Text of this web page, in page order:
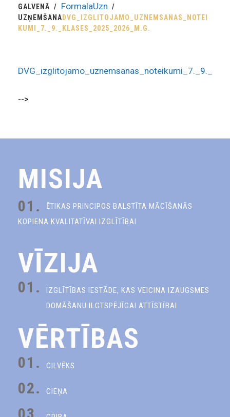
GALVENĀ FormalaUzn
UZŅEMŠANA DVG_IZGLITOJAMO_UZNEMSANAS_NOTEI
KUMI_7._9._KLASES_2025_2026_M.G.
-->
MISIJA
01.
ĒTIKAS PRINCIPOS BALSTĪTA MĀCĪŠANĀS
KOPIENA KVALITATĪVAI IZGLĪTĪBAI
VĪZIJA
01.
IZGLĪTĪBAS IESTĀDE, KAS VEICINA IZAUGSMES
DOMĀŠANU ILGTSPĒJĪGAI ATTĪSTĪBAI
VĒRTĪBAS
01. CILVĒKS
02. CIEŅA